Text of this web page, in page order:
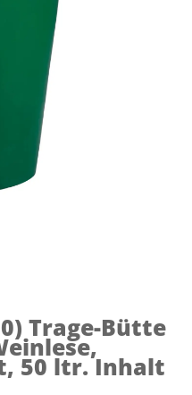
Trage-Bütte
50 ltr. Inhalt